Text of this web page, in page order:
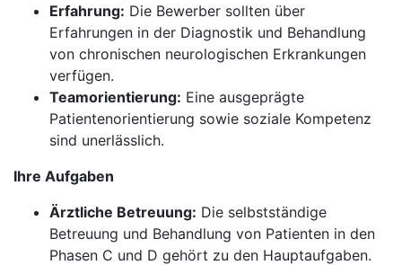
Erfahrung: Die Bewerber sollten über
Erfahrungen in der Diagnostik und Behandlung
von chronischen neurologischen Erkrankungen
verfügen.
Teamorientierung: Eine ausgeprägte
Patientenorientierung sowie soziale Kompetenz
sind unerlässlich.
Ihre Aufgaben
Ärztliche Betreuung: Die selbstständige
Betreuung und Behandlung von Patienten in den
Phasen C und D gehört zu den Hauptaufgaben.